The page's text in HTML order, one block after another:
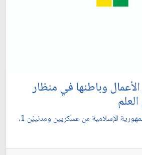
وباطنها في منظار
الحاضرون: مسؤولو الجمهورية الإسلامية من عسكريين ومدنييّن 1،